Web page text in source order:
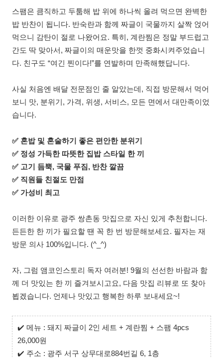
스팸은 큼직하고 두툼해 밥 위에 하나씩 올려 먹으면 완벽한
밥 반찬이 됩니다. 반숙란과 함께 짜글이 국물까지 살짝 얹어
먹으니 감탄이 절로 나왔어요. 특히, 계란찜은 정말 부드럽고
간도 딱 맞아서, 짜글이의 매운맛을 한껏 중화시켜주었습니
다. 친구도 “여긴 찐이다!”를 연발하며 만족해했답니다.
사실 처음엔 배달 전문점인 줄 알았는데, 직접 방문해서 먹어
보니 맛, 분위기, 가격, 위생, 서비스, 모든 면에서 대만족이었
습니다.
✅ 혼밥 및 혼술하기 좋은 편안한 분위기
✅ 정성 가득한 따뜻한 집밥 스타일 한 끼
✅ 고기 듬뿍, 국물 푸짐, 반찬 깔끔
✅ 직원들 친절도 만점
✅ 가성비 최고
이러한 이유로 광주 쌍촌동 맛집으로 자신 있게 추천합니다.
든든한 한 끼가 필요할 땐 꼭 한 번 방문해보세요. 필자는 재
방문 의사 100%입니다. (^_^)
자, 그럼 앰코인스토리 독자 여러분! 9월의 선선한 바람과 함
께 더 맛있는 한 끼 즐겨보시고요, 다음 맛집 리뷰로 또 찾아
뵙겠습니다. 언제나 맛있고 행복한 하루 보내세요~!
✔️ 메뉴 : 돼지 짜글이 2인 세트 + 계란찜 + 스팸 4pcs
26,000원
✔️ 주소 : 광주 서구 상무대로884번길 6, 1층